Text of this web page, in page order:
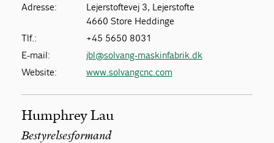
Adresse:
Lejerstoftevej 3, Lejerstofte
4660 Store Heddinge
Tlf.:
+45 5650 8031
E-mail:
jbl@solvang-maskinfabrik.dk
Website:
www.solvangcnc.com
Humphrey Lau
Bestyrelsesformand